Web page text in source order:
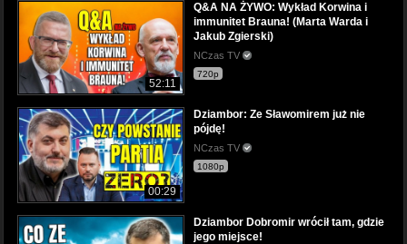
52:11
Q&A NA ŻYWO: Wykład Korwina i
immunitet Brauna! (Marta Warda i
Jakub Zgierski)
NCzas TV
720p
00:29
Dziambor: Ze Sławomirem już nie
pójdę!
NCzas TV
1080p
Dziambor Dobromir wrócił tam, gdzie
jego miejsce!